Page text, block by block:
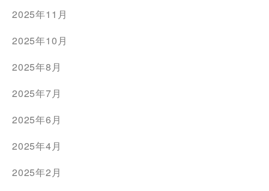
2025年11月
2025年10月
2025年8月
2025年7月
2025年6月
2025年4月
2025年2月